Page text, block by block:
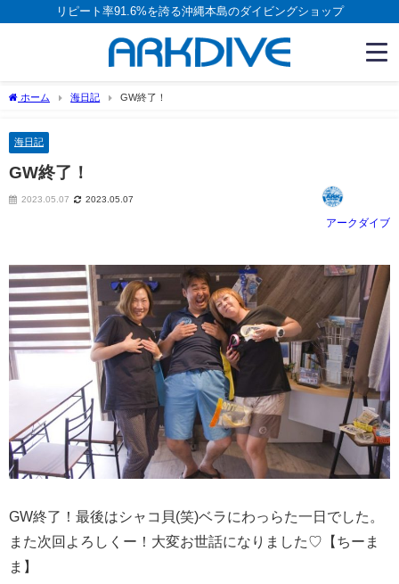
リピート率91.6%を誇る沖縄本島のダイビングショップ
ホーム 海日記 GW終了！
海日記
GW終了！
2023.05.07 2023.05.07
アークダイブ
GW終了！最後はシャコ貝(笑)ベラにわっらた一日でした。
また次回よろしくー！大変お世話になりました♡【ちーま
ま】